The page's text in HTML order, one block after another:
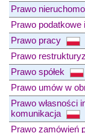
Prawo
Prawo podatkowe
Prawo pracy
Prawo
Prawo spółek
Prawo umów w
Prawo własności
komunikacja
Prawo zamówień